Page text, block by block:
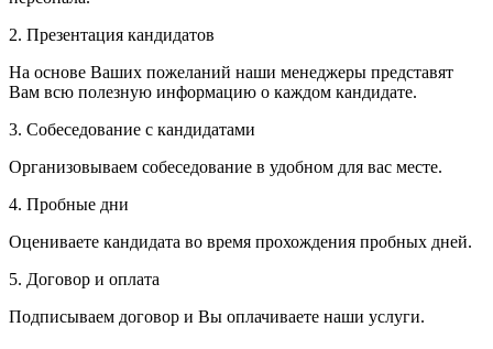
2. Презентация кандидатов
На основе Ваших пожеланий наши менеджеры представят
Вам всю полезную информацию о каждом кандидате.
3. Собеседование с кандидатами
Организовываем собеседование в удобном для вас месте.
4. Пробные дни
Оцениваете кандидата во время прохождения пробных дней.
5. Договор и оплата
Подписываем договор и Вы оплачиваете наши услуги.